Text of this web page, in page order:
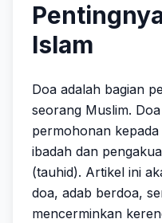
Islam
Doa adalah bagian
seorang Muslim.
permohonan
ibadah dan
(tauhid). Artikel ini
doa, adab berdoa,
mencerminkan